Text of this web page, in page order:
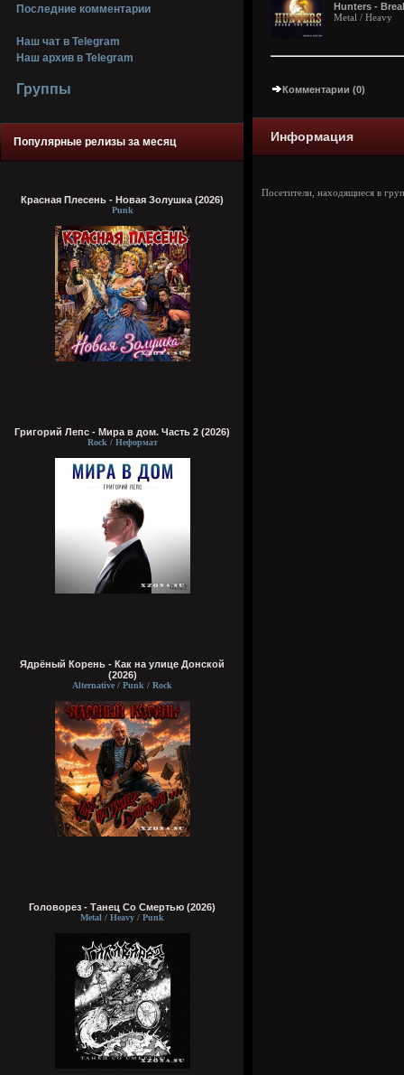
Последние комментарии
Наш чат в Telegram
Наш архив в Telegram
Группы
Популярные релизы за месяц
Красная Плесень - Новая Золушка (2026)
Punk
Григорий Лепс - Мира в дом. Часть 2 (2026)
Rock / Неформат
Ядрёный Корень - Как на улице Донской
(2026)
Alternative / Punk / Rock
Головорез - Tанец Со Смертью (2026)
Metal / Heavy / Punk
Hunters -
Metal / Heavy
Комментарии (0)
Информация
Посетители, находящиеся в